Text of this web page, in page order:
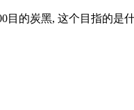
的炭黑, 这个目指的是